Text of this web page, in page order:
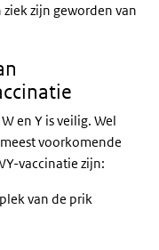
ziek zijn geworden van
en Y is veilig. Wel
voorkomende
vaccinatie zijn:
van de prik